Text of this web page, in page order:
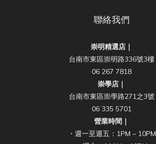
聯絡我們
崇明精選店｜
台南市東區崇明路336號3樓
06 267 7818
崇學店｜
台南市東區崇學路271之3號
06 335 5701
營業時間｜
・週一至週五：1PM – 10PM